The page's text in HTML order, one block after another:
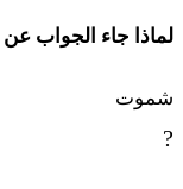
لماذا جاء الجواب
شموت
?